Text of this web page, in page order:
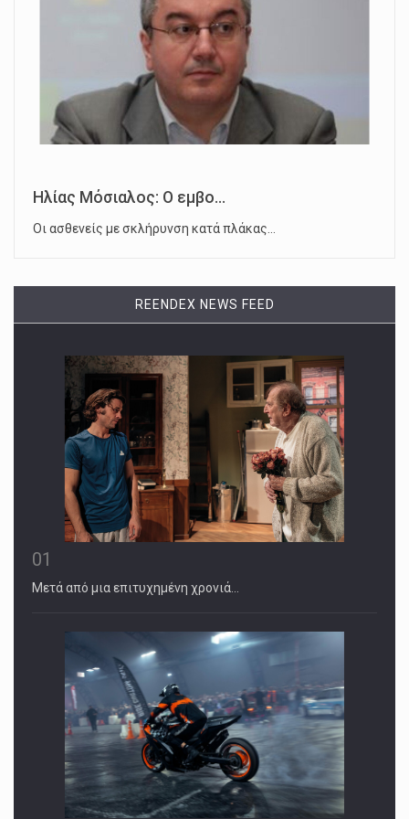
Ηλίας Μόσιαλος: Ο εμβο...
Οι ασθενείς με σκλήρυνση κατά πλάκας…
REENDEX NEWS FEED
01
Μετά από μια επιτυχημένη χρονιά…